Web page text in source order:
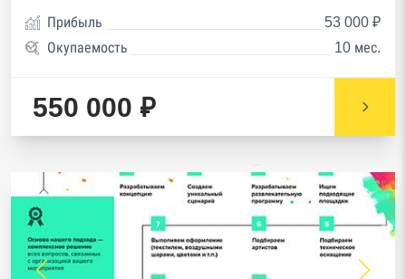
Прибыль
53 000 ₽
Окупаемость
10 мес.
550 000 ₽